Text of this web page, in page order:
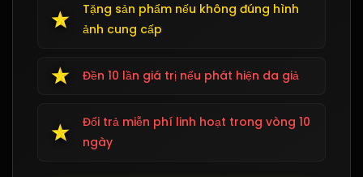
Tặng sản phẩm nếu không đúng hình
ảnh cung cấp
Đền 10 lần giá trị nếu phát hiện da giả
Đổi trả miễn phí linh hoạt trong vòng 10
ngày